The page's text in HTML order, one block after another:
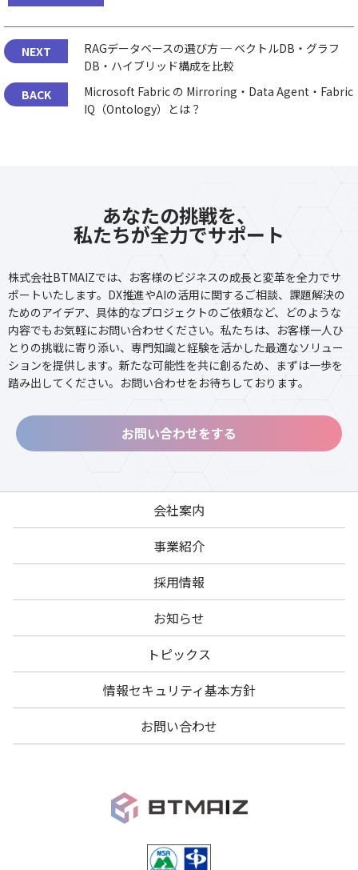
RAGデータベースの選び方 ─ ベクトルDB・グラフ
DB・ハイブリッド構成を比較
Microsoft Fabric の Mirroring・Data Agent・Fabric
IQ（Ontology）とは？
あなたの挑戦を、
私たちが全力でサポート
株式会社BTMAIZでは、お客様のビジネスの成長と変革を全力でサ
ポートいたします。DX推進やAIの活用に関するご相談、課題解決の
ためのアイデア、具体的なプロジェクトのご依頼など、どのような
内容でもお気軽にお問い合わせください。私たちは、お客様一人ひ
とりの挑戦に寄り添い、専門知識と経験を活かした最適なソリュー
ションを提供します。新たな可能性を共に創るため、まずは一歩を
踏み出してください。お問い合わせをお待ちしております。
お問い合わせをする
会社案内
事業紹介
採用情報
お知らせ
トピックス
情報セキュリティ基本方針
お問い合わせ